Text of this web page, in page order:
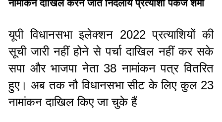
नामांकन दाखिल करने जाते निर्दलीय प्रत्याशी पंकज शर्मा
यूपी विधानसभा इलेक्शन 2022 प्रत्याशियों की
सूची जारी नहीं होने से पर्चा दाखिल नहीं कर सके
सपा और भाजपा नेता 38 नामांकन पत्र वितरित
हुए। अब तक नौ विधानसभा सीट के लिए कुल 23
नामांकन दाखिल किए जा चुके हैं